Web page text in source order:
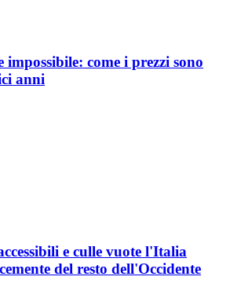
come i prezzi sono
anni
e culle vuote l'Italia
del resto dell'Occidente